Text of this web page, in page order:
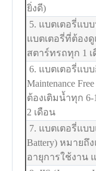
ยิ่งดี)
5. แบตเตอรี่แบบ
แบตเตอรี่ที่ต้อง
สตาร์ทรถทุก 1
6. แบตเตอรี่แบ
Maintenance
ต้องเติมน้ำทุก
2 เดือน
7. แบตเตอรี่แบบ
Battery) หมาย
อายุการใช้งาน